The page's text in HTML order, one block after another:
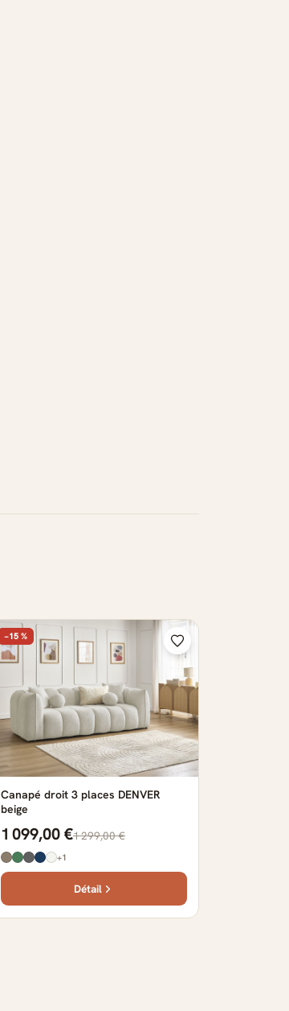
−15 %
Canapé droit 3 places DENVER
beige
1 099,00 €1 299,00 €
+1
Détail